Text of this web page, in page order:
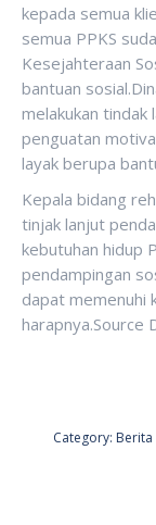
kepada semua
semua PPKS
Kesejahteraan
bantuan
melakukan tindak
penguatan
layak berupa
Kepala bidang
tinjak lanjut
kebutuhan hidup
pendampingan
dapat memenuhi
harapnya.Source
Category: Berita